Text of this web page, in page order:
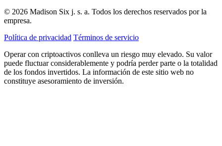
© 2026 Madison Six j. s. a. Todos los derechos reservados por la
empresa.
Política de privacidad Términos de servicio
Operar con criptoactivos conlleva un riesgo muy elevado. Su valor
puede fluctuar considerablemente y podría perder parte o la totalidad
de los fondos invertidos. La información de este sitio web no
constituye asesoramiento de inversión.